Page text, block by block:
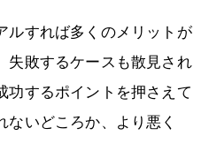
ルすれば多くのメリットが
失敗するケースも散見され
功するポイントを押さえて
いどころか、より悪く